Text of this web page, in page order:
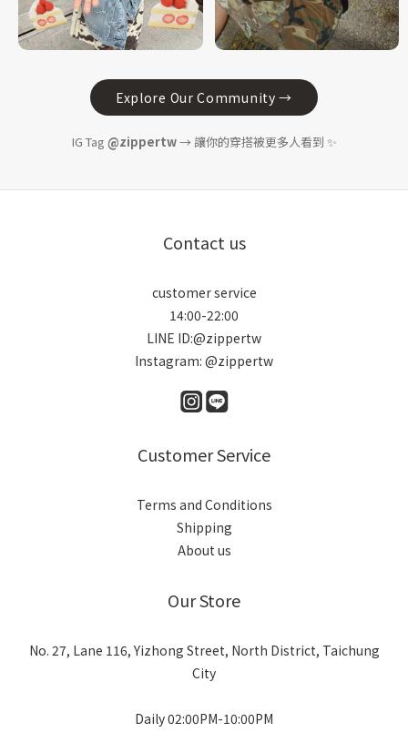
Explore Our Community →
IG Tag @zippertw→ 讓你的穿搭被更多人看到 ✨
Contact us
customer service
14:00-22:00
LINE ID:@zippertw
Instagram: @zippertw
Customer Service
Terms and Conditions
Shipping
About us
Our Store
No. 27, Lane 116, Yizhong Street, North District, Taichung
City
Daily 02:00PM-10:00PM